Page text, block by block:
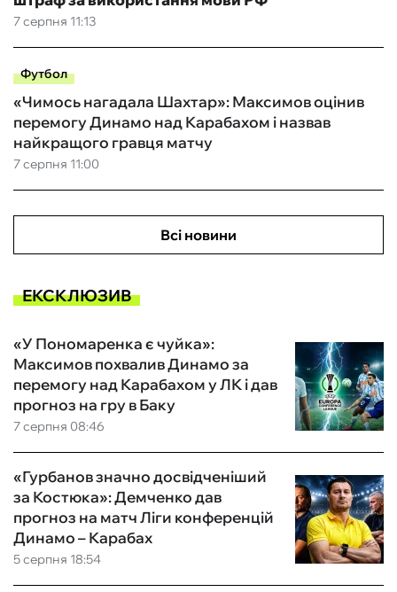
7 серпня 11:13
Футбол
7 серпня 11:00
«Чимось нагадала Шахтар»: Максимов оцінив
перемогу Динамо над Карабахом і назвав
найкращого гравця матчу
Всі новини
ЕКСКЛЮЗИВ
7 серпня 08:46
«У Пономаренка є чуйка»:
Максимов похвалив Динамо за
перемогу над Карабахом у ЛК і дав
прогноз на гру в Баку
5 серпня 18:54
«Гурбанов значно досвідченіший
за Костюка»: Демченко дав
прогноз на матч Ліги конференцій
Динамо – Карабах